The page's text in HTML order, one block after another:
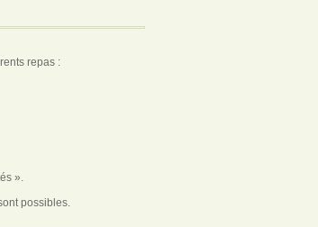
repas :
».
possibles.